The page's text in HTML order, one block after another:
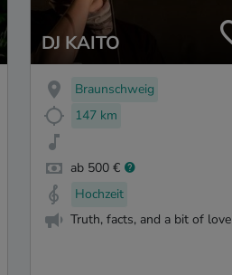
DJ KAITO
Braunschweig
147 km
ab 500 €
Hochzeit
Truth, facts, and a bit of love